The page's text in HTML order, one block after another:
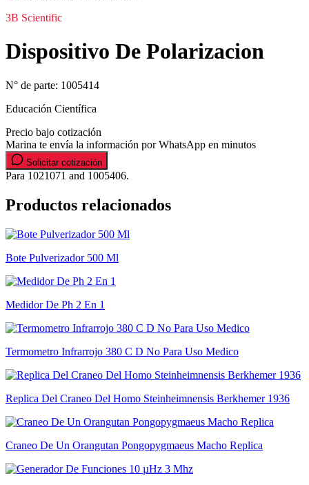
3B Scientific
Dispositivo De Polarizacion
N° de parte: 1005414
Educación Científica
Precio bajo cotización
Marina te envía la información por WhatsApp en minutos
Solicitar cotización
Para 1021071 and 1005406.
Productos relacionados
Bote Pulverizador 500 Ml
Medidor De Ph 2 En 1
Termometro Infrarrojo 380 C D No Para Uso Medico
Replica Del Craneo Del Homo Steinheimnensis Berkhemer 1936
Craneo De Un Orangutan Pongopygmaeus Macho Replica